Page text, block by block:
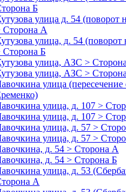
Б
улица д. 54
Сторона А
улица, д. 54
Сторона Б
улица, АЗС >
улица, АЗС >
улица
улица, д. 107 >
улица, д. 107 >
улица, д. 57 >
улица, д. 57 >
д. 54 > Сторона А
д. 54 > Сторона Б
улица, д. 53
А